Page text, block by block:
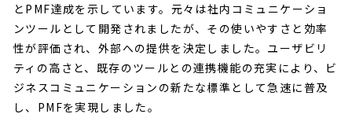
とPMF達成を示しています。元々は社内コミュニケーショ
ンツールとして開発されましたが、その使いやすさと効率
性が評価され、外部への提供を決定しました。ユーザビリ
ティの高さと、既存のツールとの連携機能の充実により、ビ
ジネスコミュニケーションの新たな標準として急速に普及
し、PMFを実現しました。